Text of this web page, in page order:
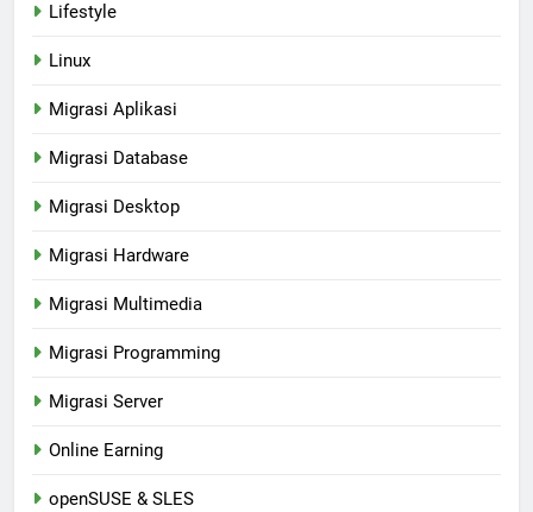
Lifestyle
Linux
Migrasi Aplikasi
Migrasi Database
Migrasi Desktop
Migrasi Hardware
Migrasi Multimedia
Migrasi Programming
Migrasi Server
Online Earning
openSUSE & SLES